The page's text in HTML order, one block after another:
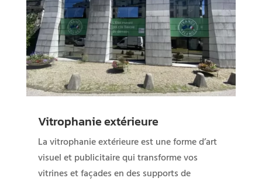
Vitrophanie extérieure
La vitrophanie extérieure est une forme d’art
visuel et publicitaire qui transforme vos
vitrines et façades en des supports de